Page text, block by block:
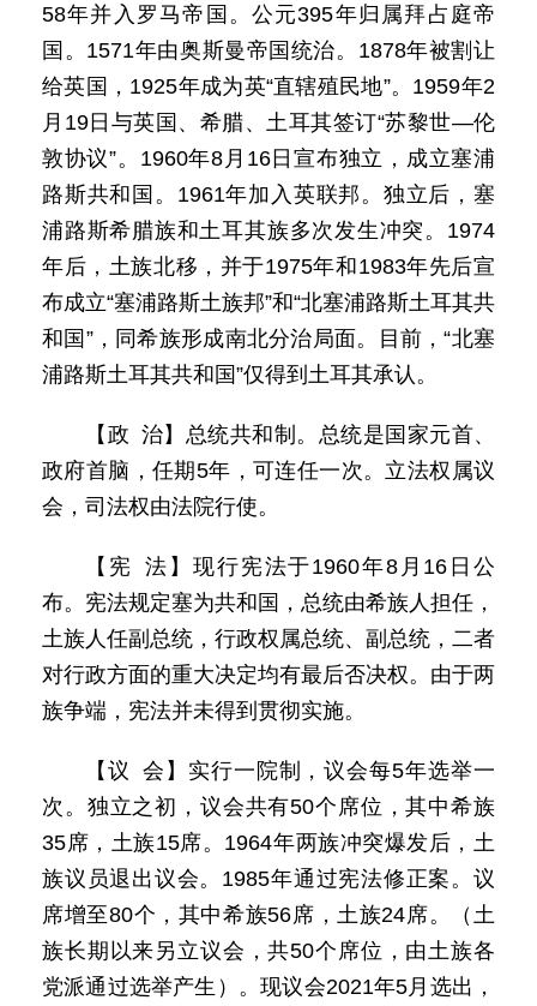
58年并入罗马帝国。公元395年归属拜占庭帝
国。1571年由奥斯曼帝国统治。1878年被割让
给英国，1925年成为英“直辖殖民地”。1959年2
月19日与英国、希腊、土耳其签订“苏黎世—伦
敦协议”。1960年8月16日宣布独立，成立塞浦
路斯共和国。1961年加入英联邦。独立后，塞
浦路斯希腊族和土耳其族多次发生冲突。1974
年后，土族北移，并于1975年和1983年先后宣
布成立“塞浦路斯土族邦”和“北塞浦路斯土耳其共
和国”，同希族形成南北分治局面。目前，“北塞
浦路斯土耳其共和国”仅得到土耳其承认。
【政 治】总统共和制。总统是国家元首、
政府首脑，任期5年，可连任一次。立法权属议
会，司法权由法院行使。
【宪 法】现行宪法于1960年8月16日公
布。宪法规定塞为共和国，总统由希族人担任，
土族人任副总统，行政权属总统、副总统，二者
对行政方面的重大决定均有最后否决权。由于两
族争端，宪法并未得到贯彻实施。
【议 会】实行一院制，议会每5年选举一
次。独立之初，议会共有50个席位，其中希族
35席，土族15席。1964年两族冲突爆发后，土
族议员退出议会。1985年通过宪法修正案。议
席增至80个，其中希族56席，土族24席。（土
族长期以来另立议会，共50个席位，由土族各
党派通过选举产生）。现议会2021年5月选出，